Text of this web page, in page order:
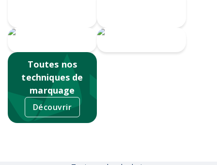
Toutes nos
techniques de
marquage
Découvrir